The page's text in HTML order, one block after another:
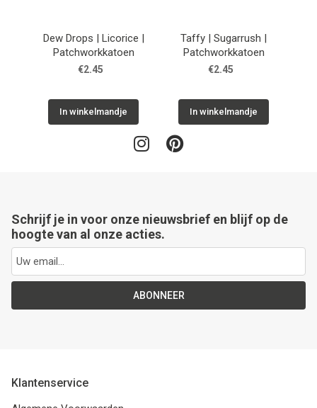
Dew Drops | Licorice |
Patchworkkatoen
€2.45
In winkelmandje
Taffy | Sugarrush |
Patchworkkatoen
€2.45
In winkelmandje
Schrijf je in voor onze nieuwsbrief en blijf op de
hoogte van al onze acties.
ABONNEER
Klantenservice